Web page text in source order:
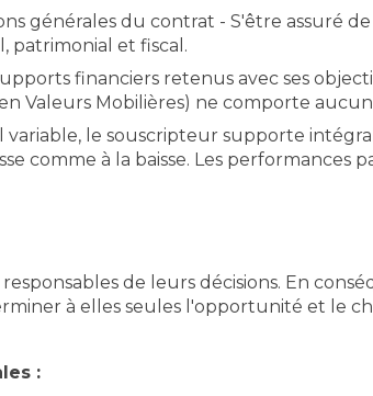
générales du contrat - S'être assuré
patrimonial et fiscal.
financiers retenus avec ses
Valeurs Mobilières) ne comporte
variable, le souscripteur supporte
comme à la baisse. Les performances
de leurs décisions. En
à elles seules l'opportunité et le
: